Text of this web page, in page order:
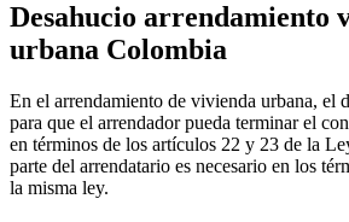
Desahucio arrendamiento
urbana Colombia
En el arrendamiento de vivienda urbana, el
para que el arrendador pueda terminar el
en términos de los artículos 22 y 23 de la
parte del arrendatario es necesario en los
la misma ley.